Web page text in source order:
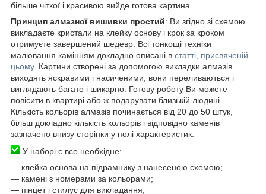
більше чіткої і красивою вийде готова картина.
Принцип алмазної вишивки простий: Ви згідно зі схемою
викладаєте кристали на клейку основу і крок за кроком
отримуєте завершений шедевр. Всі тонкощі техніки
малювання камінням докладно описані в статті, присвяченій
цьому. Картини створені за допомогою викладки алмазів
виходять яскравими і насиченими, вони переливаються і
виглядають багато і шикарно. Готову роботу Ви можете
повісити в квартирі або ж подарувати близькій людині.
Кількість кольорів алмазів починається від 20 до 50 штук,
більш докладно кількість кольорів і відповідно каменів
зазначено внизу сторінки у полі характеристик.
У наборі є все необхідне:
― клейка основа на підрамнику з нанесеною схемою;
― камені з номерами за кольорами;
― пінцет і стилус для викладання;